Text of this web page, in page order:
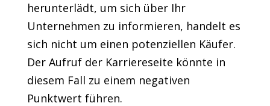
herunterlädt, um sich über Ihr
Unternehmen zu informieren, handelt es
sich nicht um einen potenziellen Käufer.
Der Aufruf der Karriereseite könnte in
diesem Fall zu einem negativen
Punktwert führen.